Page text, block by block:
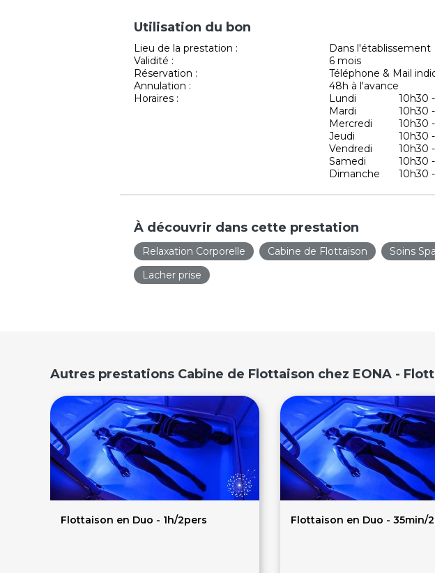
Utilisation du bon
Lieu de la prestation :
Dans l'établissement
Validité :
6 mois
Réservation :
Téléphone & Mail
Annulation :
48h à l'avance
Horaires :
Lundi
10h30
Mardi
10h30
Mercredi
10h30
Jeudi
10h30
Vendredi
10h30
Samedi
10h30
Dimanche
10h30
À découvrir dans cette prestation
Relaxation Corporelle Cabine de Flottaison Soins Spa
Lacher prise
Autres prestations Cabine de Flottaison chez EONA -
Flottaison en Duo - 1h/2pers Flottaison en Duo - 35min/